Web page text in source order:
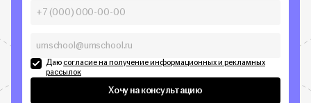
Даюсогласие на получение информационных и рекламных
рассылок
Хочу на консультацию